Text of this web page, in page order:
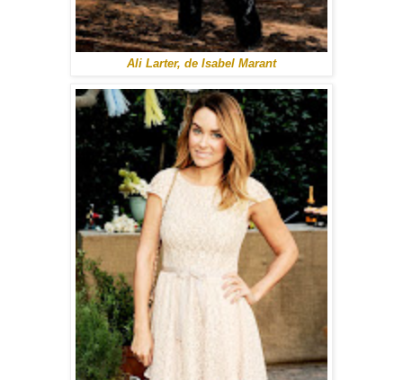
Ali Larter, de Isabel Marant